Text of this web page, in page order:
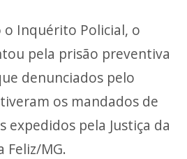
o Inquérito Policial, o
pela prisão preventiva
denunciados pelo
os mandados de
expedidos pela Justiça da
Feliz/MG.